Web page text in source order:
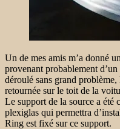
Un de mes amis m’a donné
provenant probablement
déroulé sans grand
retournée sur le toit de la
Le support de la source a été
plexiglas qui permettra
Ring est fixé sur ce support.